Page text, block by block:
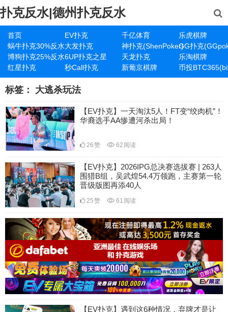
扑克反水|德州扑克反水
首页 EV扑克 千亿体育
乐虎棋牌
蜗牛扑克30%反水大发扑克 神扑克(ShenPoker)GG扑克
博狗扑克25%反水6UP扑克之星 天龙扑克
乐淘棋牌
红星扑克
秒Call扑克 新葡京棋牌 币投
标签： 大逃杀玩法
【EV扑克】一天淘汰5人！FT变“绞肉机”！
华裔选手AA惨遭河杀出局！
26赞 62 阅读
【EV扑克】2026IPG总决赛选拔赛 | 263人
围猎B组，吴武煌54.4万领跑，主赛第一轮
晋级版图再添40人
25赞 61 阅读
【EV扑克】遇到这6种情况，弃牌才是让